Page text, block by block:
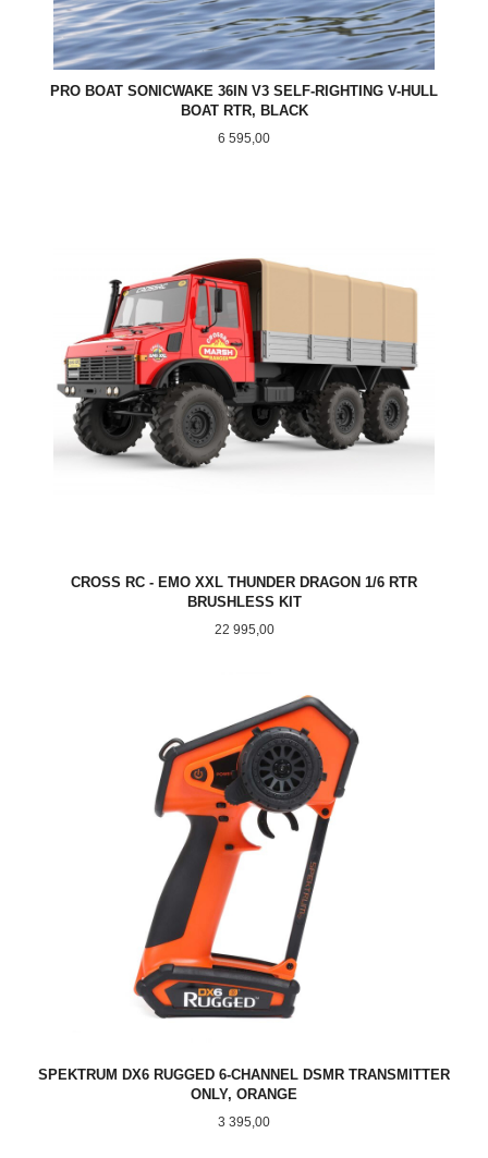
PRO BOAT SONICWAKE 36IN V3 SELF-RIGHTING V-HULL
BOAT RTR, BLACK
Pris
6 595,00
CROSS RC - EMO XXL THUNDER DRAGON 1/6 RTR
BRUSHLESS KIT
Pris
22 995,00
SPEKTRUM DX6 RUGGED 6-CHANNEL DSMR TRANSMITTER
ONLY, ORANGE
Pris
3 395,00